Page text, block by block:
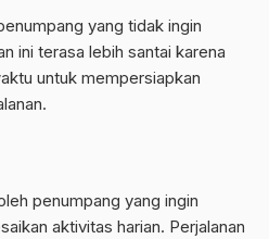
yang tidak ingin
ini terasa lebih santai karena
untuk mempersiapkan
penumpang yang ingin
aktivitas harian. Perjalanan